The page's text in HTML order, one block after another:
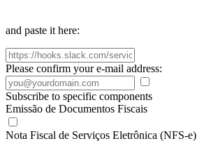
and paste it here:
Please confirm your e-mail address:
Subscribe to specific components
Emissão de Documentos Fiscais
Nota Fiscal de Serviços Eletrônica (NFS-e)